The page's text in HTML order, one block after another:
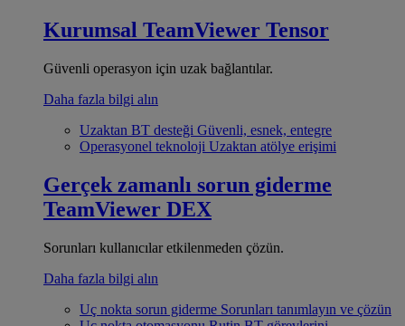
Kurumsal TeamViewer Tensor
Güvenli operasyon için uzak bağlantılar.
Daha fazla bilgi alın
Uzaktan BT desteği Güvenli, esnek, entegre
Operasyonel teknoloji Uzaktan atölye erişimi
Gerçek zamanlı sorun giderme
TeamViewer DEX
Sorunları kullanıcılar etkilenmeden çözün.
Daha fazla bilgi alın
Uç nokta sorun giderme Sorunları tanımlayın ve çözün